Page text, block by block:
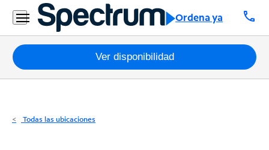
Ordena ya call
Residencial
Business
Paquetes
Internet
Ver disponibilidad
Todas las ubicaciones